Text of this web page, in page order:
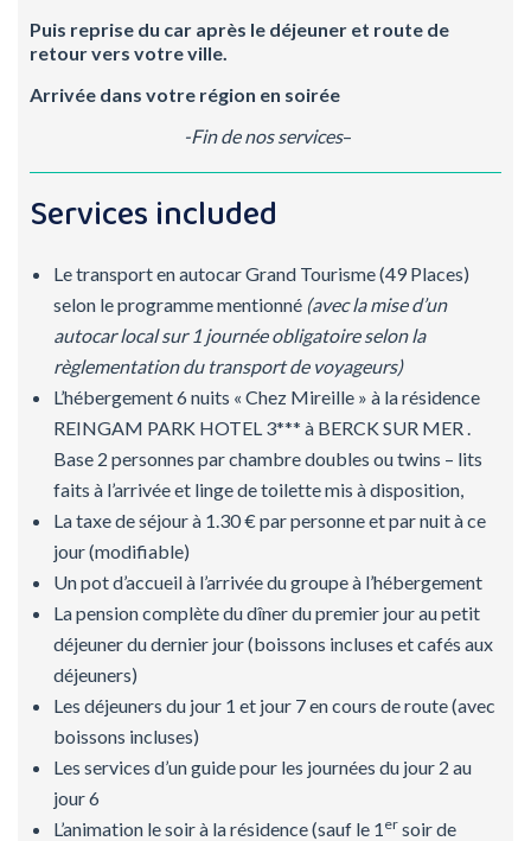
Puis reprise du car après le déjeuner et route de
retour vers votre ville.
Arrivée dans votre région en soirée
-Fin de nos services–
Services included
Le transport en autocar Grand Tourisme (49 Places)
selon le programme mentionné (avec la mise d’un
autocar local sur 1 journée obligatoire selon la
règlementation du transport de voyageurs)
L’hébergement 6 nuits « Chez Mireille » à la résidence
REINGAM PARK HOTEL 3*** à BERCK SUR MER .
Base 2 personnes par chambre doubles ou twins – lits
faits à l’arrivée et linge de toilette mis à disposition,
La taxe de séjour à 1.30 € par personne et par nuit à ce
jour (modifiable)
Un pot d’accueil à l’arrivée du groupe à l’hébergement
La pension complète du dîner du premier jour au petit
déjeuner du dernier jour (boissons incluses et cafés aux
déjeuners)
Les déjeuners du jour 1 et jour 7 en cours de route (avec
boissons incluses)
Les services d’un guide pour les journées du jour 2 au
jour 6
L’animation le soir à la résidence (sauf le 1 er soir de